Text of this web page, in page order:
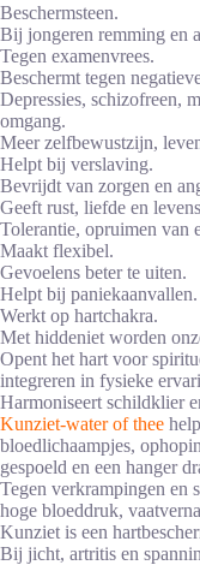
Beschermsteen.
Bij jongeren remming en
Tegen examenvrees.
Beschermt tegen
Depressies, schizofreen,
omgang.
Meer zelfbewustzijn,
Helpt bij verslaving.
Bevrijdt van zorgen en
Geeft rust, liefde en
Tolerantie, opruimen van
Maakt flexibel.
Gevoelens beter te uiten.
Helpt bij paniekaanvallen.
Werkt op hartchakra.
Met hiddeniet worden
Opent het hart voor
integreren in fysieke
Harmoniseert schildklier
Kunziet-water of thee
bloedlichaampjes,
gespoeld en een hanger
Tegen verkrampingen en
hoge bloeddruk,
Kunziet is een
Bij jicht, artritis en